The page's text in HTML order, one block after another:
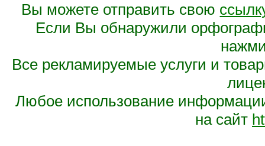
Вы можете отправить свою
Если Вы обнаружили
Все рекламируемые услуги и
Любое использование
на сайт